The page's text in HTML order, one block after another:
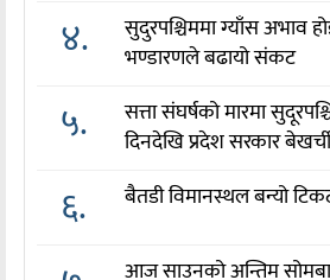
४.
सुदुरपश्चिममा ग्याँस अभाव
भण्डारणले बढायो संकट
५.
सत्ता संघर्षको मारमा
दिनदेखि प्रदेश सरकार
६. बैतडी विमानस्थल बन्यो
आज साउनको अन्तिम